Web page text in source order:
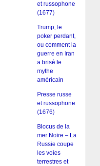
et russophone
(1677)
Trump, le
poker perdant,
ou comment la
guerre en Iran
a brisé le
mythe
américain
Presse russe
et russophone
(1676)
Blocus de la
mer Noire – La
Russie coupe
les voies
terrestres et